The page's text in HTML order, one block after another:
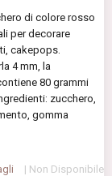
di colore rosso
per decorare
cakepops.
4 mm, la
80 grammi
zucchero,
gomma
| Non Disponibile